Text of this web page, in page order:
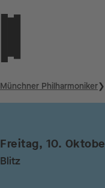
Münchner Philharmoniker❯
Freitag, 10.
Blitz